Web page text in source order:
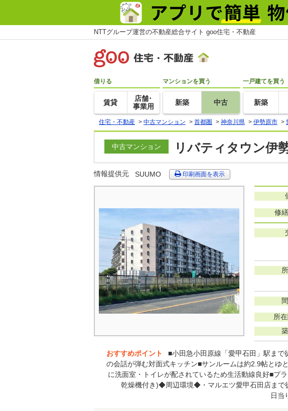
NTTグループ運営の不動産総合サイト goo住宅・不動産
借りる
賃貸
店舗･
事業用
マンションを買う
新築 中古
一戸建てを買う
新築
住宅・不動産 > 中古マンション > 首都圏 > 神奈川県 > 伊勢原市 >
中古マンション リバティタウン伊
情報提供元 SUUMO 印刷画面を表示
修
所
おすすめポイント
■小田急小田原線「愛甲石田」駅ま
の会話が弾む対面式キッチン■サンルームは約2.9帖とゆ
に洗面室・トイレが配されているため生活動線良好■プ
乾燥機付き)◆周辺環境◆・マルエツ愛甲石田店まで
日当